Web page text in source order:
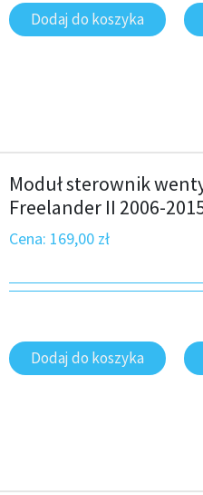
Dodaj do koszyka
Moduł sterownik
Freelander II 2006-
Cena: 169,00 zł
Dodaj do koszyka